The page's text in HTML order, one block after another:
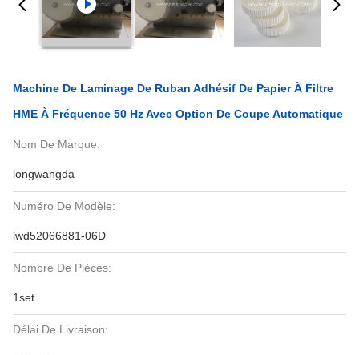
Machine De Laminage De Ruban Adhésif De Papier À Filtre
HME À Fréquence 50 Hz Avec Option De Coupe Automatique
Nom De Marque:
longwangda
Numéro De Modèle:
lwd52066881-06D
Nombre De Pièces:
1set
Délai De Livraison: